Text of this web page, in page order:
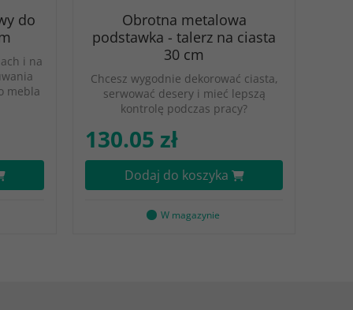
do
i na
mebla
Obrotna metalowa
podstawka - talerz na ciasta
30 cm
Chcesz wygodnie dekorować ciasta,
serwować desery i mieć lepszą
kontrolę podczas pracy?
130.05 zł
Dodaj do koszyka
W magazynie